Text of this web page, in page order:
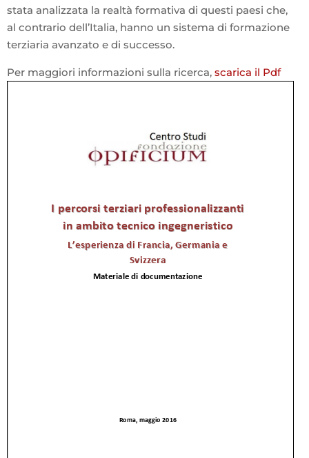
stata analizzata la realtà formativa di questi paesi che,
al contrario dell’Italia, hanno un sistema di formazione
terziaria avanzato e di successo.
Per maggiori informazioni sulla ricerca,scarica il Pdf